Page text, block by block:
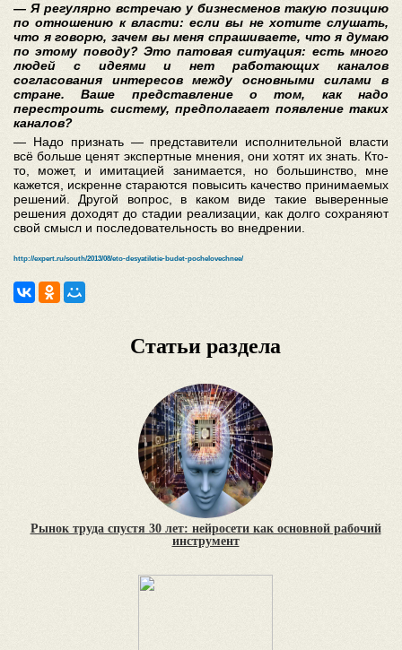
— Я регулярно встречаю у бизнесменов такую позицию
по отношению к власти: если вы не хотите слушать,
что я говорю, зачем вы меня спрашиваете, что я думаю
по этому поводу? Это патовая ситуация: есть много
людей с идеями и нет работающих каналов
согласования интересов между основными силами в
стране. Ваше представление о том, как надо
перестроить систему, предполагает появление таких
каналов?
— Надо признать — представители исполнительной власти
всё больше ценят экспертные мнения, они хотят их знать. Кто-
то, может, и имитацией занимается, но большинство, мне
кажется, искренне стараются повысить качество принимаeмых
решений. Другой вопрос, в каком виде такие выверенные
решения доходят до стадии реализации, как долго сохраняют
свой смысл и последовательность во внедрении.
http://expert.ru/south/2013/08/eto-desyatiletie-budet-pochelovechnee/
Статьи раздела
Рынок труда спустя 30 лет: нейросети как основной рабочий
инструмент